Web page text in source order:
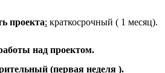
проекта: краткосрочный ( 1 месяц).
над проектом.
(первая неделя ).